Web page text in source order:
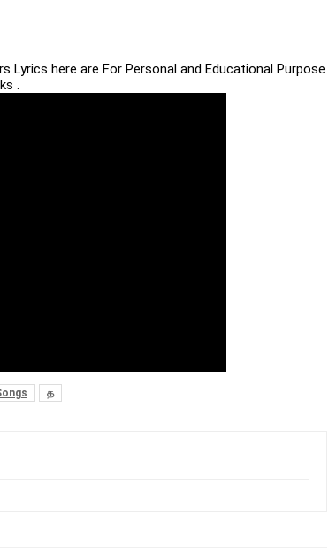
Lyrics here are For Personal and Educational Purpose
.
த